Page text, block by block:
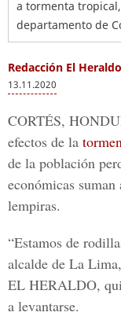
a tormenta
departamento de
Redacción El Heraldo
13.11.2020
CORTÉS,
efectos de la
de la población
económicas
lempiras.
“Estamos de
alcalde de La Lima,
EL HERALDO,
a levantarse.